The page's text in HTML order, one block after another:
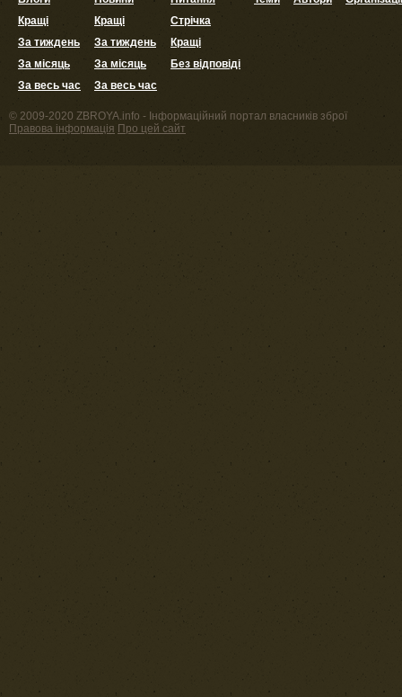
Кращі
За тиждень
За місяць
За весь час
Кращі
За тиждень
За місяць
За весь час
Стрічка
Кращі
Без відповіді
© 2009-2020 ZBROYA.info - Інформаційний портал власників зброї
Правова інформація Про цей сайт